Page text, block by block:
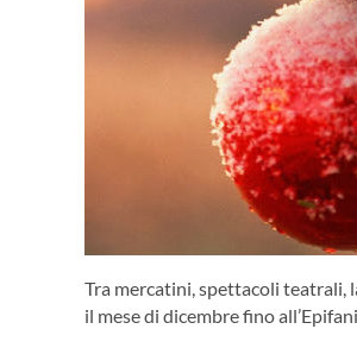
Tra mercatini, spettacoli
il mese di dicembre fino